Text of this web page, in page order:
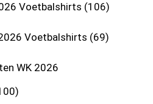
Voetbalshirts 106
Voetbalshirts 69
WK 2026